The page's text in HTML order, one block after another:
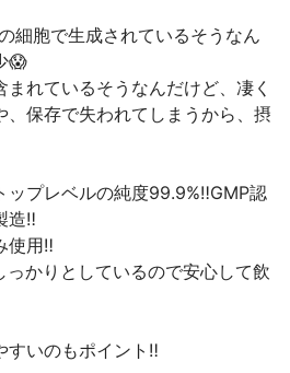
細胞で生成されているそうなん
😱
れているそうなんだけど、凄く
、保存で失われてしまうから、摂
ップレベルの純度99.9%‼️GMP認
造‼️
使用‼️
かりとしているので安心して飲
すいのもポイント‼️